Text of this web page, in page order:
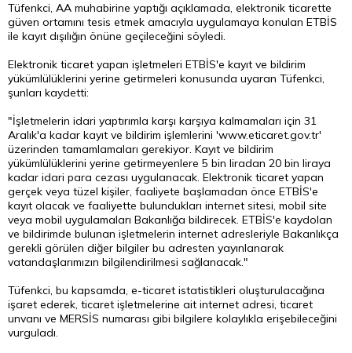
Tüfenkci, AA muhabirine yaptığı açıklamada, elektronik ticarette
güven ortamını tesis etmek amacıyla uygulamaya konulan ETBİS
ile kayıt dışılığın önüne geçileceğini söyledi.
Elektronik ticaret yapan işletmeleri ETBİS'e kayıt ve bildirim
yükümlülüklerini yerine getirmeleri konusunda uyaran Tüfenkci,
şunları kaydetti:
"İşletmelerin idari yaptırımla karşı karşıya kalmamaları için 31
Aralık'a kadar kayıt ve bildirim işlemlerini 'www.eticaret.gov.tr'
üzerinden tamamlamaları gerekiyor. Kayıt ve bildirim
yükümlülüklerini yerine getirmeyenlere 5 bin liradan 20 bin liraya
kadar idari para cezası uygulanacak. Elektronik ticaret yapan
gerçek veya tüzel kişiler, faaliyete başlamadan önce ETBİS'e
kayıt olacak ve faaliyette bulundukları internet sitesi, mobil site
veya mobil uygulamaları Bakanlığa bildirecek. ETBİS'e kaydolan
ve bildirimde bulunan işletmelerin internet adresleriyle Bakanlıkça
gerekli görülen diğer bilgiler bu adresten yayınlanarak
vatandaşlarımızın bilgilendirilmesi sağlanacak."
Tüfenkci, bu kapsamda, e-ticaret istatistikleri oluşturulacağına
işaret ederek, ticaret işletmelerine ait internet adresi, ticaret
unvanı ve MERSİS numarası gibi bilgilere kolaylıkla erişebileceğini
vurguladı.